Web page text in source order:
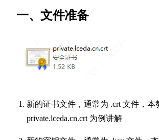
一、文件准备
新的证书文件，通常为 .crt 文件，本
private.lceda.cn.crt 为例讲解